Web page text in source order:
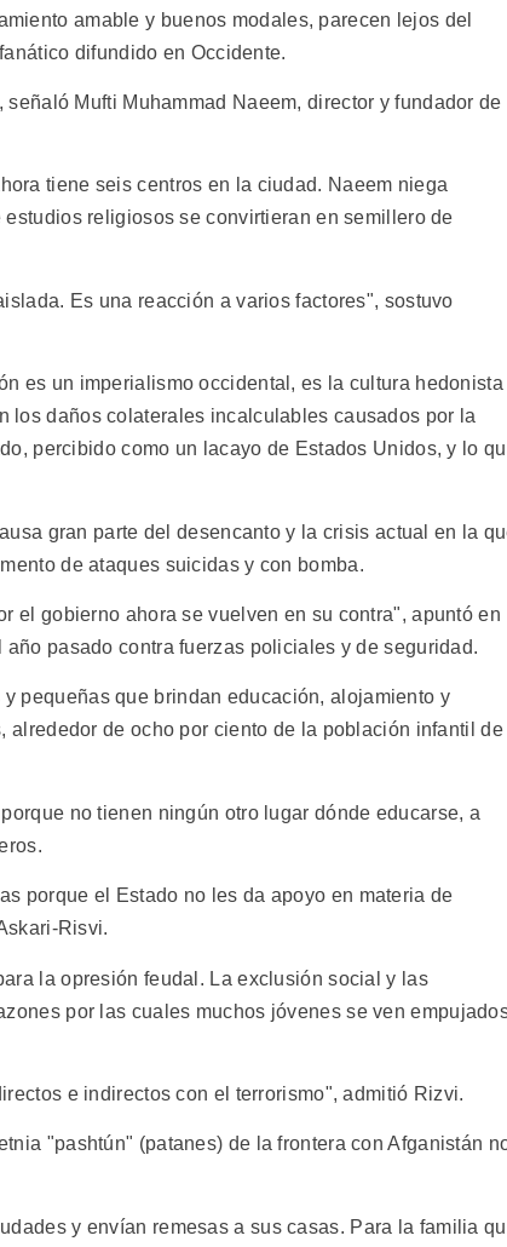
amable y buenos modales, parecen lejos del
difundido en Occidente.
Mufti Muhammad Naeem, director y fundador de
tiene seis centros en la ciudad. Naeem niega
religiosos se convirtieran en semillero de
Es una reacción a varios factores", sostuvo
es un imperialismo occidental, es la cultura hedonista
los daños colaterales incalculables causados por la
percibido como un lacayo de Estados Unidos, y lo
gran parte del desencanto y la crisis actual en la
de ataques suicidas y con bomba.
el gobierno ahora se vuelven en su contra", apuntó en
pasado contra fuerzas policiales y de seguridad.
pequeñas que brindan educación, alojamiento y
de ocho por ciento de la población infantil de
no tienen ningún otro lugar dónde educarse, a
porque el Estado no les da apoyo en materia de
Risvi.
la opresión feudal. La exclusión social y las
por las cuales muchos jóvenes se ven
e indirectos con el terrorismo", admitió Rizvi.
"pashtún" (patanes) de la frontera con Afganistán
y envían remesas a sus casas. Para la familia